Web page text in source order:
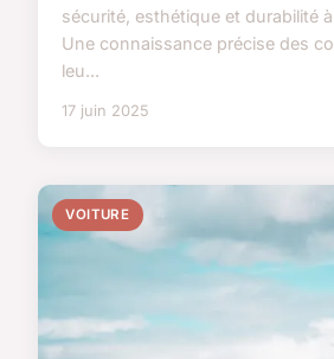
sécurité, esthétique et durabilité
Une connaissance précise des
leu...
17 juin 2025
VOITURE